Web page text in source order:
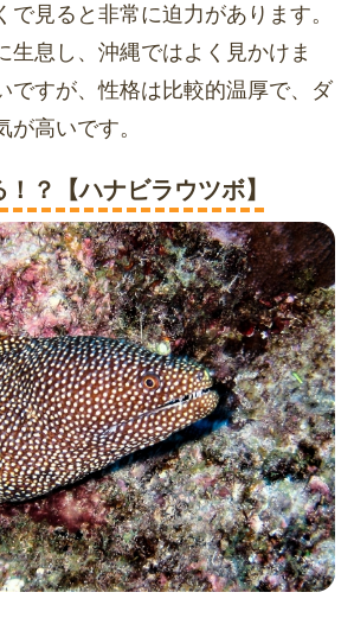
で見ると非常に迫力があります。
生息し、沖縄ではよく見かけま
ですが、性格は比較的温厚で、ダ
が高いです。
？【ハナビラウツボ】